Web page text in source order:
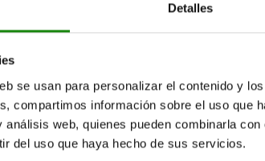
Detalles
se usan para personalizar el contenido y
compartimos información sobre el uso que
web, quienes pueden combinarla
del uso que haya hecho de sus servicios.
11 10 42,5 22 6